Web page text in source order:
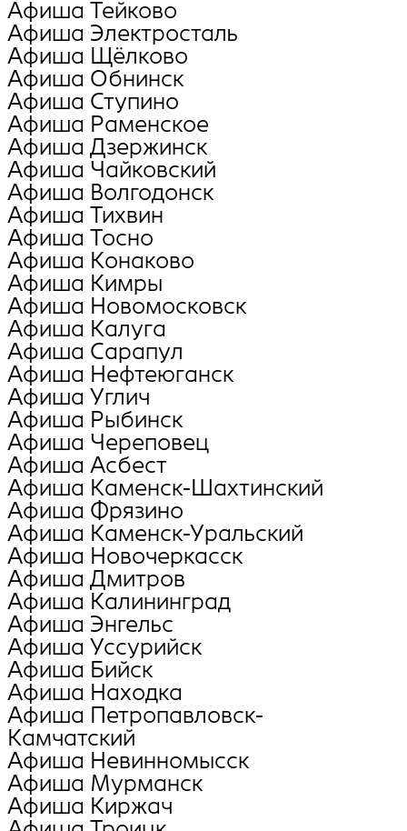
Афиша Тейково
Афиша Электросталь
Афиша Щёлково
Афиша Обнинск
Афиша Ступино
Афиша Раменское
Афиша Дзержинск
Афиша Чайковский
Афиша Волгодонск
Афиша Тихвин
Афиша Тосно
Афиша Конаково
Афиша Кимры
Афиша Новомосковск
Афиша Калуга
Афиша Сарапул
Афиша Нефтеюганск
Афиша Углич
Афиша Рыбинск
Афиша Череповец
Афиша Асбест
Афиша Каменск-Шахтинский
Афиша Фрязино
Афиша Каменск-Уральский
Афиша Новочеркасск
Афиша Дмитров
Афиша Калининград
Афиша Энгельс
Афиша Уссурийск
Афиша Бийск
Афиша Находка
Афиша Петропавловск-
Камчатский
Афиша Невинномысск
Афиша Мурманск
Афиша Киржач